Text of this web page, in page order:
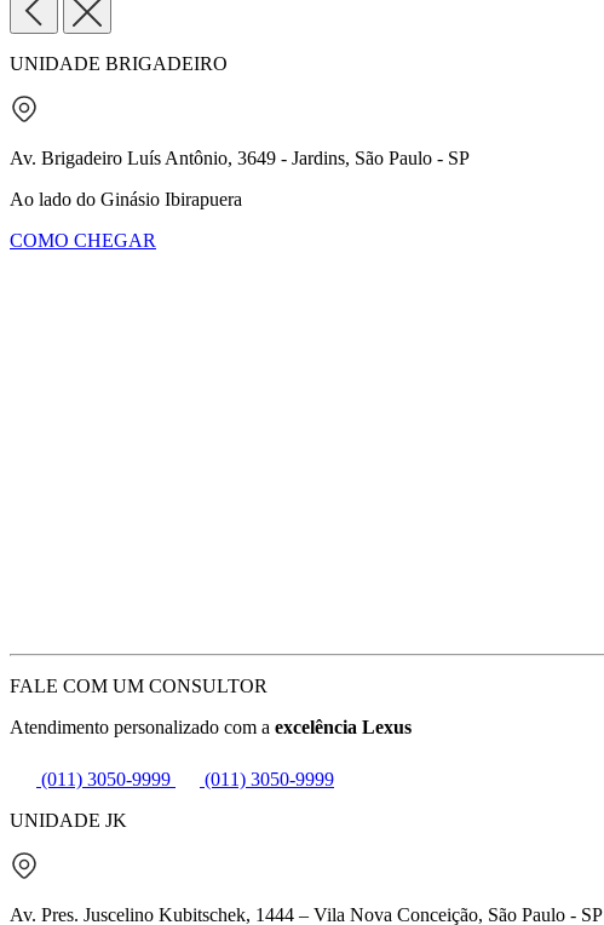
UNIDADE BRIGADEIRO
Av. Brigadeiro Luís Antônio, 3649 - Jardins, São Paulo - SP
Ao lado do Ginásio Ibirapuera
COMO CHEGAR
FALE COM UM CONSULTOR
Atendimento personalizado com a excelência Lexus
(011) 3050-9999
(011) 3050-9999
UNIDADE JK
Av. Pres. Juscelino Kubitschek, 1444 – Vila Nova Conceição, São Paulo - SP